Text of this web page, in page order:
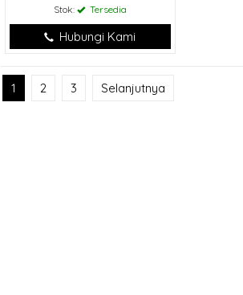
Stok: Tersedia
Hubungi Kami
1 2 3 Selanjutnya